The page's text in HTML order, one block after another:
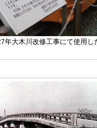
年大木川改修工事にて使用し